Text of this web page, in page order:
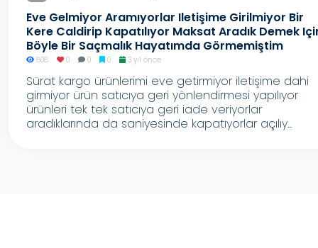
Eve Gelmiyor Aramıyorlar Iletişime Girilmiyor Bir
Kere Caldirip Kapatılıyor Maksat Aradık Demek
Böyle Bir Saçmalık Hayatımda Görmemiştim
808 0 0 0 3 yıl önce
Sürat kargo ürünlerimi eve getirmiyor iletişime dahi
girmiyor ürün satıcıya geri yönlendirmesi yapılıyor
ürünleri tek tek satıcıya geri iade veriyorlar
aradıklarında da saniyesinde kapatıyorlar açılıy...